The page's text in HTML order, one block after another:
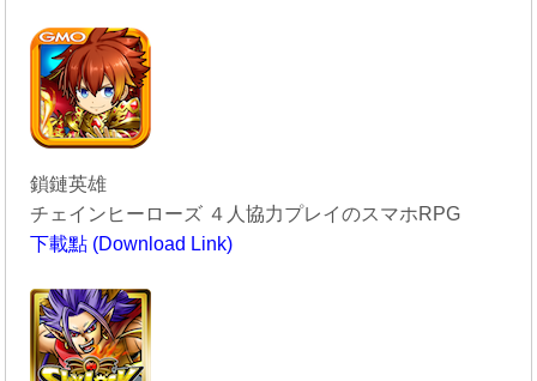
鎖鏈英雄
チェインヒーローズ ４人協力プレイのスマホRPG
下載點 (Download Link)